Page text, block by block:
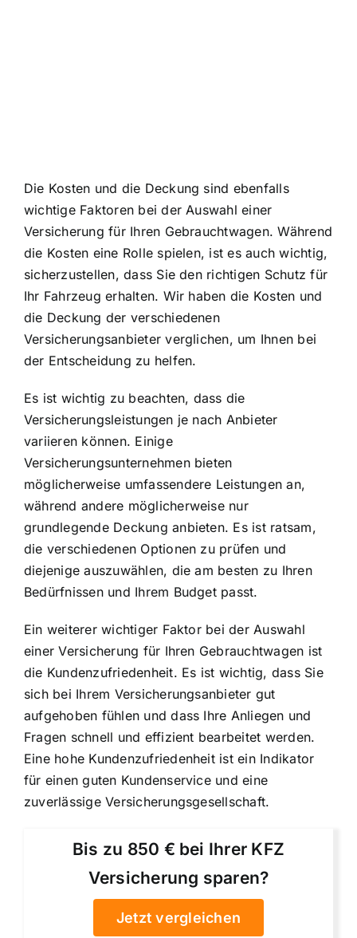
Die Kosten und die Deckung sind ebenfalls
wichtige Faktoren bei der Auswahl einer
Versicherung für Ihren Gebrauchtwagen. Während
die Kosten eine Rolle spielen, ist es auch wichtig,
sicherzustellen, dass Sie den richtigen Schutz für
Ihr Fahrzeug erhalten. Wir haben die Kosten und
die Deckung der verschiedenen
Versicherungsanbieter verglichen, um Ihnen bei
der Entscheidung zu helfen.
Es ist wichtig zu beachten, dass die
Versicherungsleistungen je nach Anbieter
variieren können. Einige
Versicherungsunternehmen bieten
möglicherweise umfassendere Leistungen an,
während andere möglicherweise nur
grundlegende Deckung anbieten. Es ist ratsam,
die verschiedenen Optionen zu prüfen und
diejenige auszuwählen, die am besten zu Ihren
Bedürfnissen und Ihrem Budget passt.
Ein weiterer wichtiger Faktor bei der Auswahl
einer Versicherung für Ihren Gebrauchtwagen ist
die Kundenzufriedenheit. Es ist wichtig, dass Sie
sich bei Ihrem Versicherungsanbieter gut
aufgehoben fühlen und dass Ihre Anliegen und
Fragen schnell und effizient bearbeitet werden.
Eine hohe Kundenzufriedenheit ist ein Indikator
für einen guten Kundenservice und eine
zuverlässige Versicherungsgesellschaft.
Bis zu 850 € bei Ihrer KFZ
Versicherung sparen?
Jetzt vergleichen